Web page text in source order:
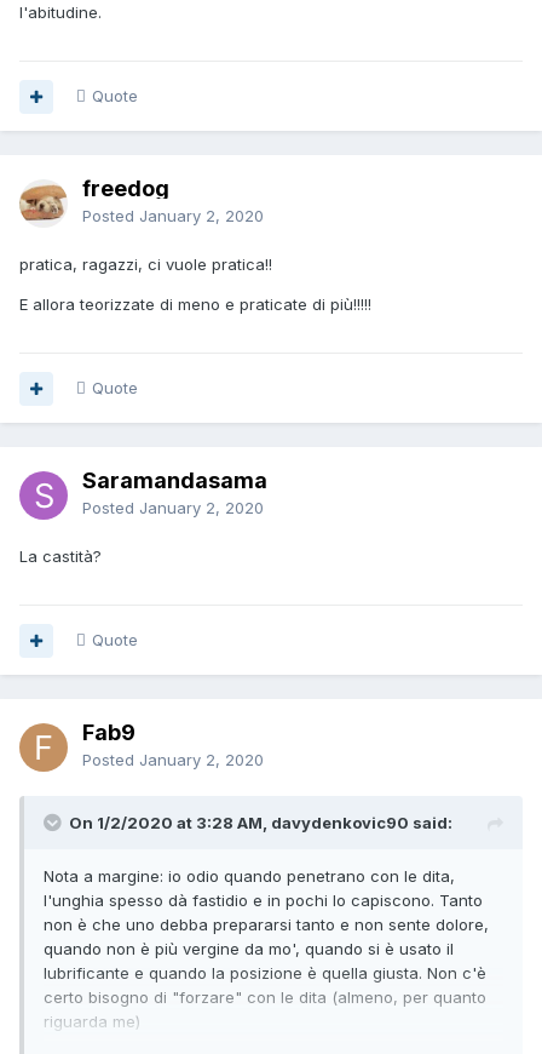
l'abitudine.
Quote
freedog
Posted January 2, 2020
pratica, ragazzi, ci vuole pratica!!
E allora teorizzate di meno e praticate di più!!!!!
Quote
Saramandasama
Posted January 2, 2020
La castità?
Quote
Fab9
Posted January 2, 2020
On 1/2/2020 at 3:28 AM, davydenkovic90 said:
Nota a margine: io odio quando penetrano con le dita,
l'unghia spesso dà fastidio e in pochi lo capiscono. Tanto
non è che uno debba prepararsi tanto e non sente dolore,
quando non è più vergine da mo', quando si è usato il
lubrificante e quando la posizione è quella giusta. Non c'è
certo bisogno di "forzare" con le dita (almeno, per quanto
riguarda me)